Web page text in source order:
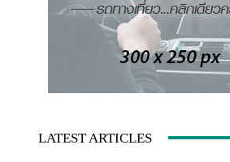
LATEST ARTICLES